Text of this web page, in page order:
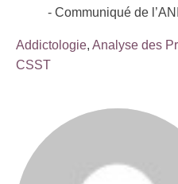
- Communiqué de
Addictologie, Analyse des
CSST